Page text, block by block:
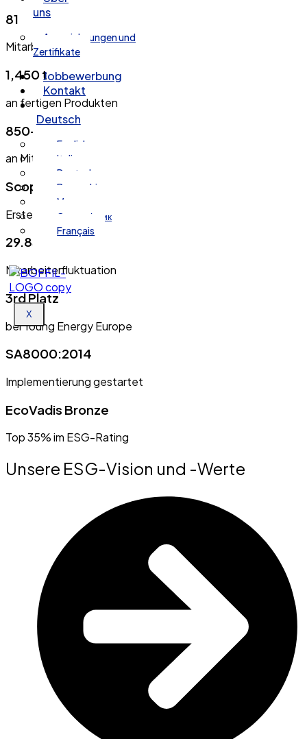
uns
Auszeichnungen und
Zertifikate
Jobbewerbung
Kontakt
Deutsch
English
Italiano
Deutsch
Bosanski
Magyar
Српски језик
Français
X
81
Mitarbeiter
1,450 t
an fertigen Produkten
850+ Stunden
an Mitarbeiterschulung
Scope 1, 2 & 3
Erstes THG-Inventar
29.85%
Mitarbeiterfluktuation
3rd Platz
bei Young Energy Europe
SA8000:2014
Implementierung gestartet
EcoVadis Bronze
Top 35% im ESG-Rating
Unsere ESG-Vision und -Werte